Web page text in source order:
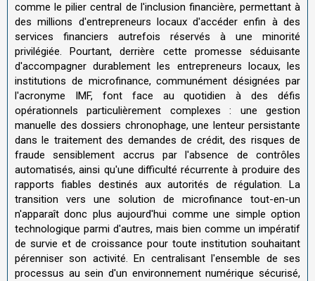
comme le pilier central de l'inclusion financière, permettant à
des millions d'entrepreneurs locaux d'accéder enfin à des
services financiers autrefois réservés à une minorité
privilégiée. Pourtant, derrière cette promesse séduisante
d'accompagner durablement les entrepreneurs locaux, les
institutions de microfinance, communément désignées par
l'acronyme IMF, font face au quotidien à des défis
opérationnels particulièrement complexes : une gestion
manuelle des dossiers chronophage, une lenteur persistante
dans le traitement des demandes de crédit, des risques de
fraude sensiblement accrus par l'absence de contrôles
automatisés, ainsi qu'une difficulté récurrente à produire des
rapports fiables destinés aux autorités de régulation. La
transition vers une solution de microfinance tout-en-un
n'apparaît donc plus aujourd'hui comme une simple option
technologique parmi d'autres, mais bien comme un impératif
de survie et de croissance pour toute institution souhaitant
pérenniser son activité. En centralisant l'ensemble de ses
processus au sein d'un environnement numérique sécurisé,